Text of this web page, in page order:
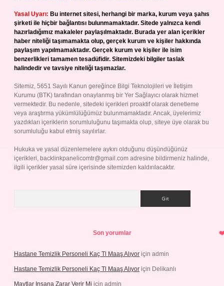
Yasal Uyarı: Bu internet sitesi, herhangi bir marka, kurum veya şahıs
şirketi ile hiçbir bağlantısı bulunmamaktadır. Sitede yalnızca kendi
hazırladığımız makaleler paylaşılmaktadır. Burada yer alan içerikler
haber niteliği taşımamakta olup, gerçek kurum ve kişiler hakkında
paylaşım yapılmamaktadır. Gerçek kurum ve kişiler ile isim
benzerlikleri tamamen tesadüfidir. Sitemizdeki bilgiler taslak
halindedir ve tavsiye niteliği taşımazlar.
Sitemiz, 5651 Sayılı Kanun gereğince Bilgi Teknolojileri ve İletişim
Kurumu (BTK) tarafından onaylanmış bir Yer Sağlayıcı olarak hizmet
vermektedir. Bu nedenle, sitedeki içerikleri proaktif olarak denetleme
veya araştırma yükümlülüğümüz bulunmamaktadır. Ancak, üyelerimiz
yazdıkları içeriklerin sorumluluğunu taşımakta olup, siteye üye olarak bu
sorumluluğu kabul etmiş sayılırlar.
Hukuka ve yasal düzenlemelere aykırı olduğunu düşündüğünüz
içerikleri, backlinkpanelicomtr@gmail.com adresine bildirmeniz halinde,
ilgili içerikler yasal süre içerisinde sitemizden kaldırılacaktır.
Son yorumlar
Hastane Temizlik Personeli Kaç Tl Maaş Alıyor için admin
Hastane Temizlik Personeli Kaç Tl Maaş Alıyor için Delikanlı
Maytlar Insana Zarar Verir Mi için admin